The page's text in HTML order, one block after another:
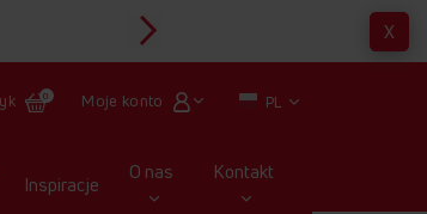
X
0 Moje konto PL
Inspiracje O nas Kontakt